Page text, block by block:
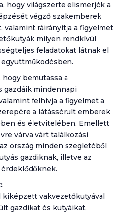
hogy világszerte elismerjék a
végző szakemberek
valamint ráirányítja a figyelmet
milyen rendkívül
feladatokat látnak el
hogy bemutassa a
gazdáik mindennapi
felhívja a figyelmet a
a látássérült emberek
és életvitelében. Emellett
várva várt találkozási
ország minden szegletéből
gazdiknak, illetve az
kiképzett vakvezetőkutyával
gazdikat és kutyáikat,